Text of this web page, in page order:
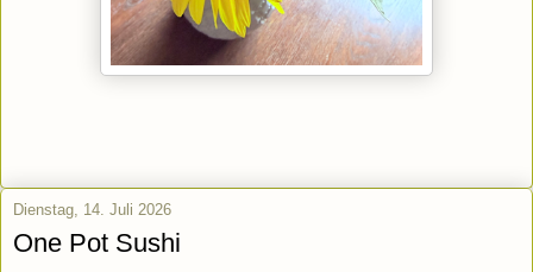
Dienstag, 14. Juli 2026
One Pot Sushi